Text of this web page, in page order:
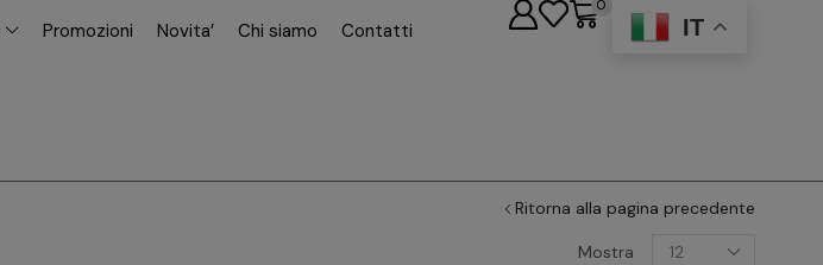
Promozioni Novita’ Chi siamo Contatti
0
IT
Ritorna alla pagina precedente
Mostra